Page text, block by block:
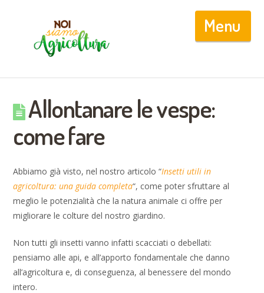
Allontanare le vespe:
come fare
Abbiamo già visto, nel nostro articolo “Insetti utili in
agricoltura: una guida completa“, come poter sfruttare al
meglio le potenzialità che la natura animale ci offre per
migliorare le colture del nostro giardino.
Non tutti gli insetti vanno infatti scacciati o debellati:
pensiamo alle api, e all’apporto fondamentale che danno
all’agricoltura e, di conseguenza, al benessere del mondo
intero.